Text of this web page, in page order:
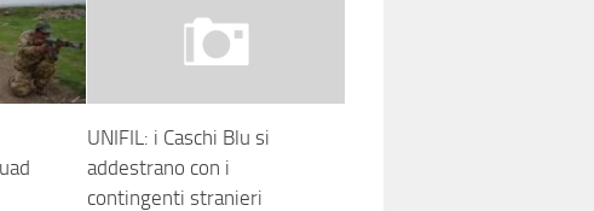
UNIFIL: i Caschi Blu si
addestrano con i
contingenti stranieri